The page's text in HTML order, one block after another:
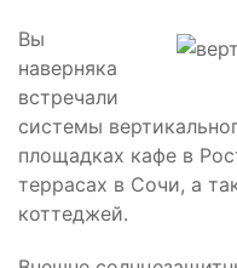
Вы
наверняка
встречали
системы
площадках кафе в
террасах в Сочи, а
коттеджей.